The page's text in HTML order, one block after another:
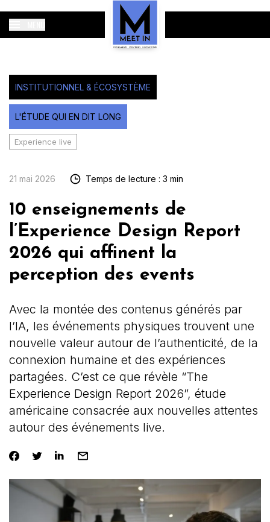
INSTITUTIONNEL & ÉCOSYSTÈME
L'ÉTUDE QUI EN DIT LONG
Experience live
21 mai 2026 Temps de lecture : 3 min
10 enseignements de
l’Experience Design Report
2026 qui affinent la
perception des events
Avec la montée des contenus générés par
l’IA, les événements physiques trouvent une
nouvelle valeur autour de l’authenticité, de la
connexion humaine et des expériences
partagées. C’est ce que révèle “The
Experience Design Report 2026”, étude
américaine consacrée aux nouvelles attentes
autour des événements live.